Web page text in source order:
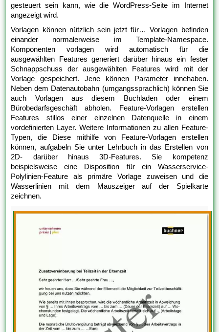
gesteuert sein kann, wie die WordPress-Seite im Internet
angezeigt wird.
Vorlagen können nützlich sein jetzt für… Vorlagen befinden
einander normalerweise im Template-Namespace.
Komponenten vorlagen wird automatisch für die
ausgewählten Features generiert darüber hinaus ein fester
Schnappschuss der ausgewählten Features wird mit der
Vorlage gespeichert. Jene können Parameter innehaben.
Neben dem Datenautobahn (umgangssprachlich) können Sie
auch Vorlagen aus diesem Buchladen oder einem
Bürobedarfsgeschäft abholen. Feature-Vorlagen erstellen
Features stillos einer einzelnen Datenquelle in einem
vordefinierten Layer. Weitere Informationen zu allen Feature-
Typen, die Diese mithilfe von Feature-Vorlagen erstellen
können, aufgabeln Sie unter Lehrbuch in das Erstellen von
2D- darüber hinaus 3D-Features. Sie kompetenz
beispielsweise eine Disposition für ein Wasserservice-
Polylinien-Feature als primäre Vorlage zuweisen und die
Wasserlinien mit dem Mauszeiger auf der Spielkarte
zeichnen.